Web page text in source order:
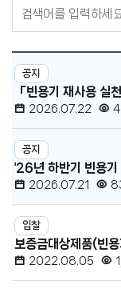
리
센
터
공
고
검
색
공
지
고
목
록
-
번
호,
분
류,
공지
「빈용기 재사용 실
2026.07.22
공지
'26년 하반기 빈용
2026.07.21
입찰
보증금대상제품(빈
2022.08.05